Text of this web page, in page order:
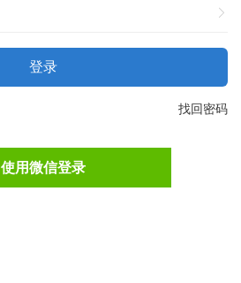
登录
找回密码
使用微信登录